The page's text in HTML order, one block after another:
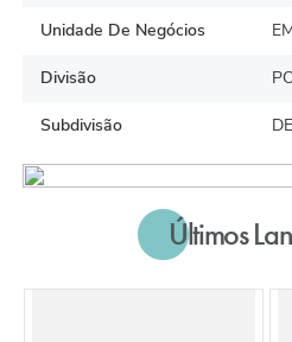
Unidade De Negócios
Divisão
Subdivisão
Últimos